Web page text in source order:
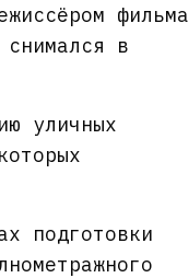
фильма
в
уличных
подготовки